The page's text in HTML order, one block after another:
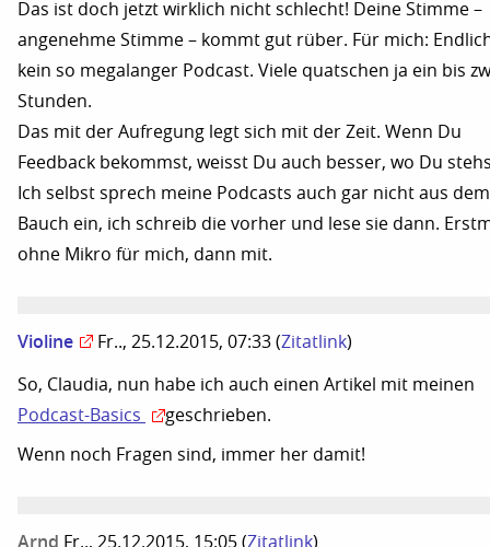
Das ist doch jetzt wirklich nicht schlecht! Deine Stimme –
angenehme Stimme – kommt gut rüber. Für mich:
kein so megalanger Podcast. Viele quatschen ja ein bis
Stunden.
Das mit der Aufregung legt sich mit der Zeit. Wenn Du
Feedback bekommst, weisst Du auch besser, wo Du
Ich selbst sprech meine Podcasts auch gar nicht aus dem
Bauch ein, ich schreib die vorher und lese sie dann.
ohne Mikro für mich, dann mit.
Violine Fr.., 25.12.2015, 07:33 (Zitatlink)
So, Claudia, nun habe ich auch einen Artikel mit meinen
Podcast-Basics
geschrieben.
Wenn noch Fragen sind, immer her damit!
Arnd Fr.., 25.12.2015, 15:05 (Zitatlink)